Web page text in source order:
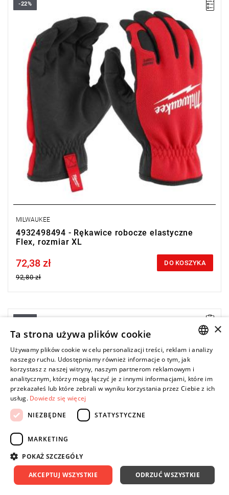
-22%
MILWAUKEE
4932498494 - Rękawice robocze elastyczne
Flex, rozmiar XL
Price tax included
72,38 zł
92,80 zł
DO KOSZYKA
ENGLISH
×
Ta strona używa plików cookie
Używamy plików cookie w celu personalizacji treści, reklam i analizy
naszego ruchu. Udostępniamy również informacje o tym, jak
korzystasz z naszej witryny, naszym partnerom reklamowym i
analitycznym, którzy mogą łączyć je z innymi informacjami, które im
przekazałeś lub które zebrali w wyniku korzystania przez Ciebie z ich
usług. Dowiedz się więcej
NIEZBĘDNE
STATYSTYCZNE
MARKETING
POKAŻ SZCZEGÓŁY
AKCEPTUJ WSZYSTKIE ODRZUĆ WSZYSTKIE